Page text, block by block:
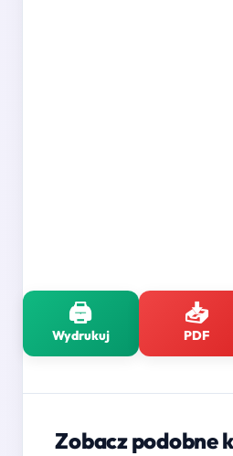
🖨️
Wydrukuj
📥
PDF
Zobacz podobne